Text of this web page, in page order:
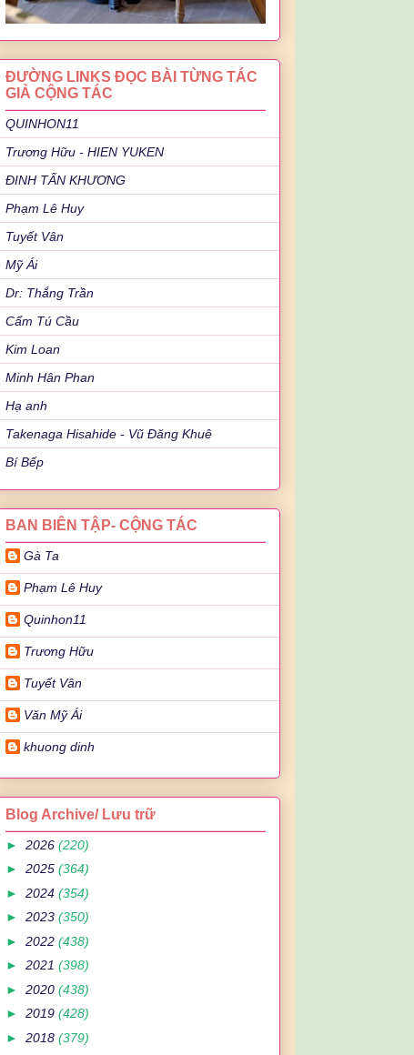
ĐƯỜNG LINKS ĐỌC BÀI TỪNG TÁC
GIẢ CỘNG TÁC
QUINHON11
Trương Hữu - HIEN YUKEN
ĐINH TẤN KHƯƠNG
Phạm Lê Huy
Tuyết Vân
Mỹ Ái
Dr: Thắng Trần
Cẩm Tú Cầu
Kim Loan
Minh Hân Phan
Hạ anh
Takenaga Hisahide - Vũ Đăng Khuê
Bí Bếp
BAN BIÊN TẬP- CỘNG TÁC
Gà Ta
Phạm Lê Huy
Quinhon11
Trương Hữu
Tuyết Vân
Văn Mỹ Ái
khuong dinh
Blog Archive/ Lưu trữ
► 2026 (220)
► 2025 (364)
► 2024 (354)
► 2023 (350)
► 2022 (438)
► 2021 (398)
► 2020 (438)
► 2019 (428)
► 2018 (379)